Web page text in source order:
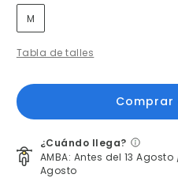
M
Tabla de talles
¿Cuándo llega?
AMBA: Antes del 13
Agosto